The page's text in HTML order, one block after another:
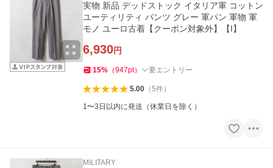
実物 新品 デッドストック イタリア軍 コットン
ユーティリティ パンツ グレー 軍パン 軍物 軍
モノ ユーロ古着【クーポン対象外】【I】
6,930円
15% （947pt） 要エントリー
5.00（5件）
1〜3日以内に発送（休業日を除く）
MILITARY